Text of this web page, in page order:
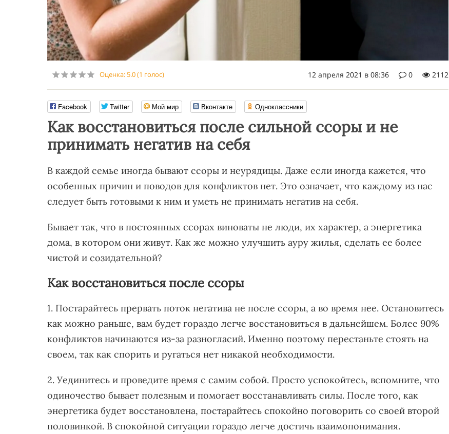
Оценка:5.0(1 голос) 12 апреля 2021 в 08:36 0 2112
Facebook Twitter Мой мир Вконтакте Одноклассники
Как восстановиться после сильной ссоры и не
принимать негатив на себя
В каждой семье иногда бывают ссоры и неурядицы. Даже если иногда кажется, что
особенных причин и поводов для конфликтов нет. Это означает, что каждому из нас
следует быть готовыми к ним и уметь не принимать негатив на себя.
Бывает так, что в постоянных ссорах виноваты не люди, их характер, а энергетика
дома, в котором они живут. Как же можно улучшить ауру жилья, сделать ее более
чистой и созидательной?
Как восстановиться после ссоры
1. Постарайтесь прервать поток негатива не после ссоры, а во время нее. Остановитесь
как можно раньше, вам будет гораздо легче восстановиться в дальнейшем. Более 90%
конфликтов начинаются из-за разногласий. Именно поэтому перестаньте стоять на
своем, так как спорить и ругаться нет никакой необходимости.
2. Уединитесь и проведите время с самим собой. Просто успокойтесь, вспомните, что
одиночество бывает полезным и помогает восстанавливать силы. После того, как
энергетика будет восстановлена, постарайтесь спокойно поговорить со своей второй
половинкой. В спокойной ситуации гораздо легче достичь взаимопонимания.